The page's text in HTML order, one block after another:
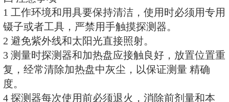
退，在50oC下存放一个月衰退约
8 光照效应：对室内散射日光、白
无明显响应；
对直射日光（紫外光）有响应。
9 工作环境：T<50oC RH<20%